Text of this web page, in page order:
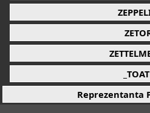
Reprezentanta